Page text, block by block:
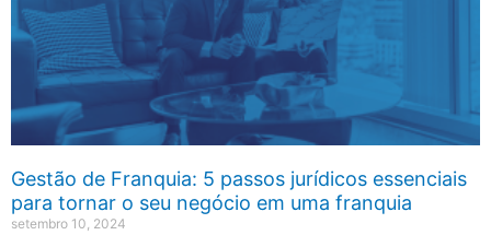
Gestão de Franquia: 5 passos jurídicos essenciais
para tornar o seu negócio em uma franquia
setembro 10, 2024